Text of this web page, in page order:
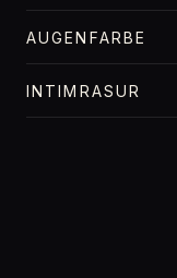
AUGENFARBE
INTIMRASUR